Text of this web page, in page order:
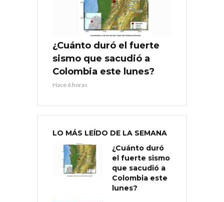
¿Cuánto duró el fuerte
sismo que sacudió a
Colombia este lunes?
Hace 6 horas
LO MÁS LEÍDO DE LA SEMANA
¿Cuánto duró
el fuerte sismo
que sacudió a
Colombia este
lunes?